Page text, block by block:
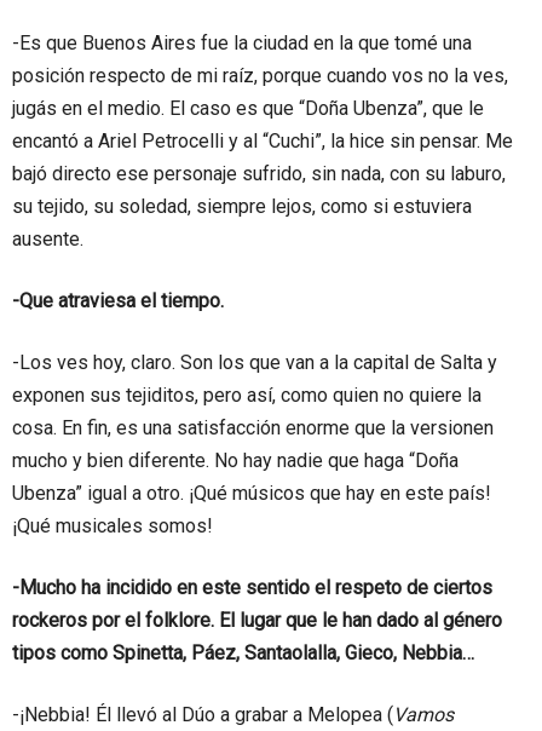
-Es que Buenos Aires fue la ciudad en la que tomé una
posición respecto de mi raíz, porque cuando vos no la ves,
jugás en el medio. El caso es que “Doña Ubenza”, que le
encantó a Ariel Petrocelli y al “Cuchi”, la hice sin pensar. Me
bajó directo ese personaje sufrido, sin nada, con su laburo,
su tejido, su soledad, siempre lejos, como si estuviera
ausente.
-Que atraviesa el tiempo.
-Los ves hoy, claro. Son los que van a la capital de Salta y
exponen sus tejiditos, pero así, como quien no quiere la
cosa. En fin, es una satisfacción enorme que la versionen
mucho y bien diferente. No hay nadie que haga “Doña
Ubenza” igual a otro. ¡Qué músicos que hay en este país!
¡Qué musicales somos!
-Mucho ha incidido en este sentido el respeto de ciertos
rockeros por el folklore. El lugar que le han dado al género
tipos como Spinetta, Páez, Santaolalla, Gieco, Nebbia…
-¡Nebbia! Él llevó al Dúo a grabar a Melopea ( Vamos